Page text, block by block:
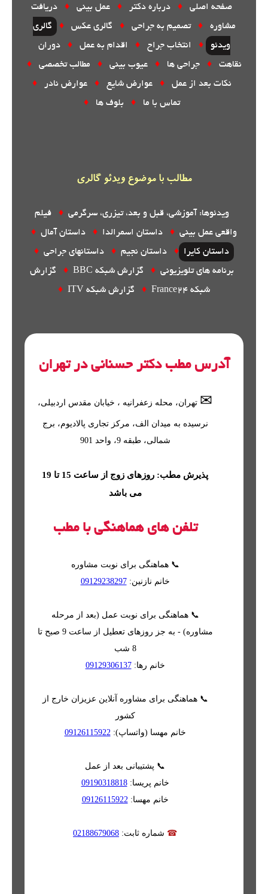
صفحه اصلی ♦ درباره دکتر ♦ عمل بینی ♦
دریافت
مشاوره
♦ تصمیم به جراحی ♦ گالری عکس ♦
گالری
ویدئو
♦ انتخاب جراح ♦ اقدام به عمل ♦
دوران
نقاهت
♦ جراحی ها ♦ عیوب بینی ♦ مطالب تخصصی
♦
نکات بعد از عمل
♦ عوارض شایع ♦ عوارض نادر
♦
تماس با ما
♦ بلوف ها ♦
مطالب با موضوع ویدئو گالری
ویدئوها: آموزشی، قبل و بعد، تیزری، سرگرمی ♦
فیلم
واقعی عمل بینی ♦ داستان اسمرالدا ♦ داستان آمال ♦
داستان کایرا ♦ داستان نجیم ♦ داستانهای جراحی ♦
برنامه های تلویزیونی ♦ گزارش شبکه BBC ♦
گزارش
شبکه France24
♦ گزارش شبکه ITV ♦
آدرس مطب دکتر حسنانی در تهران
✉ تهران، محله زعفرانیه ، خیابان مقدس اردبیلی،
نرسیده به میدان الف، مرکز تجاری پالادیوم، برج
شمالی، طبقه 9، واحد 901
پذیرش مطب: روزهای زوج از ساعت 15 تا 19
می باشد
تلفن های هماهنگی با مطب
📞 هماهنگی برای نوبت مشاوره
خانم نازنین:09129238297
📞 هماهنگی برای نوبت عمل (بعد از مرحله
مشاوره) - به جز روزهای تعطیل از ساعت 9 صبح تا
8 شب
خانم رها:09129306137
📞 هماهنگی برای مشاوره آنلاین عزیزان خارج از
کشور
خانم مهسا (واتساپ):09126115922
📞 پشتیبانی بعد از عمل
خانم پریسا:09190318818
خانم مهسا:09126115922
☎ شماره ثابت: 02188679068